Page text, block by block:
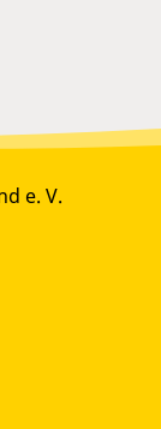
e. V.